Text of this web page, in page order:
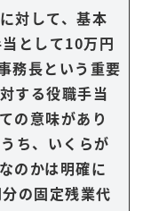
対して、基本
として10万円
務長という重要
する役職手当
の意味があり
ち、いくらが
のかは明確に
の固定残業代